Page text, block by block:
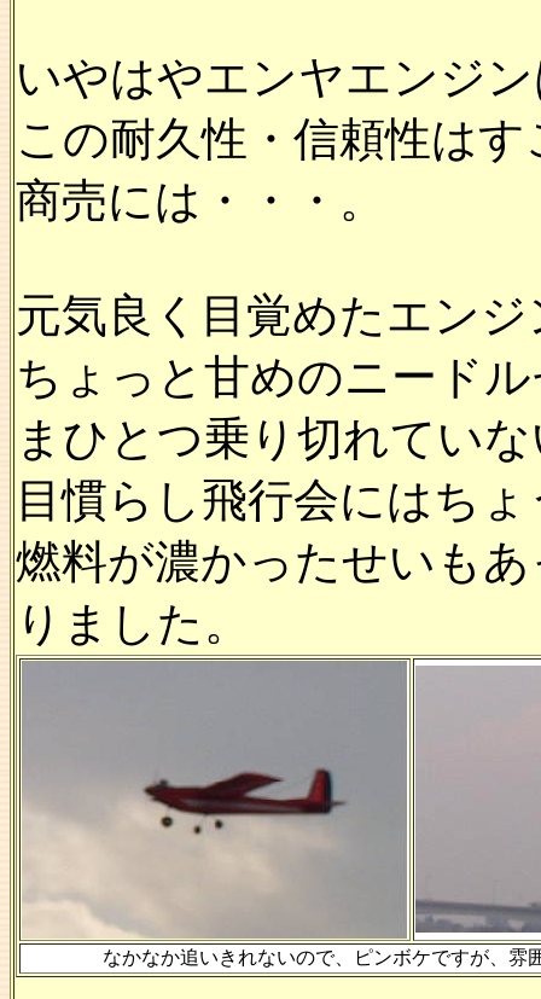
いやはやエンヤエンジ
この耐久性・信頼性は
商売には・・・。
元気良く目覚めたエン
ちょっと甘めのニード
まひとつ乗り切れてい
目慣らし飛行会にはち
燃料が濃かったせいも
りました。
なかなか追いきれないので、ピンボケですが、雰